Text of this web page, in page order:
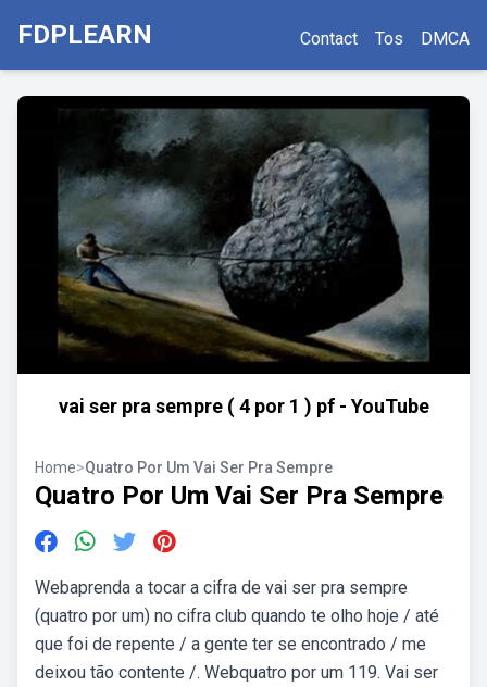
FDPLEARN Contact Tos DMCA
vai ser pra sempre ( 4 por 1 ) pf - YouTube
Home>Quatro Por Um Vai Ser Pra Sempre
Quatro Por Um Vai Ser Pra Sempre
Webaprenda a tocar a cifra de vai ser pra sempre
(quatro por um) no cifra club quando te olho hoje / até
que foi de repente / a gente ter se encontrado / me
deixou tão contente /. Webquatro por um 119. Vai ser